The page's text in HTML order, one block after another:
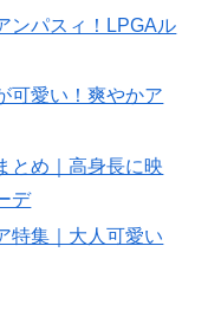
ンパスィ！LPGAル
可愛い！爽やかア
とめ｜高身長に映
デ
特集｜大人可愛い